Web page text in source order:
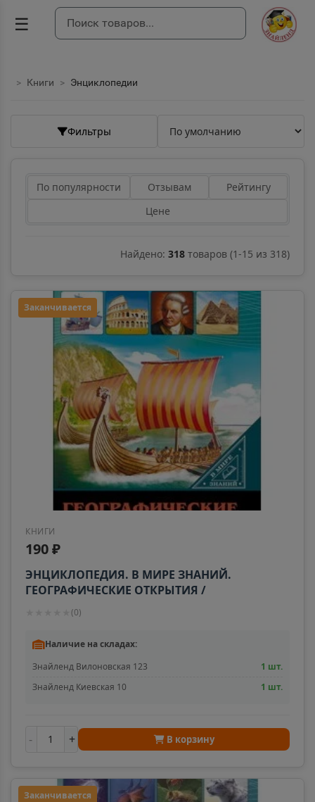
☰
Книги Энциклопедии
Фильтры
По популярности Отзывам
Рейтингу
Цене
Найдено: 318 товаров (1-15 из 318)
Заканчивается
КНИГИ
190 ₽
ЭНЦИКЛОПЕДИЯ. В МИРЕ ЗНАНИЙ.
ГЕОГРАФИЧЕСКИЕ ОТКРЫТИЯ /
Энциклопедия. В мире знаний. изд-во:
Проф-пресс авт:0+
(0)
Наличие на складах:
Знайленд Вилоновская 123
1 шт.
Знайленд Киевская 10
1 шт.
- + В корзину
Заканчивается